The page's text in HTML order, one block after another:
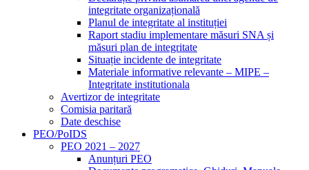
integritate organizațională
Planul de integritate al instituției
Raport stadiu implementare măsuri SNA și
măsuri plan de integritate
Situație incidente de integritate
Materiale informative relevante – MIPE –
Integritate institutionala
Avertizor de integritate
Comisia paritară
Date deschise
PEO/PoIDS
PEO 2021 – 2027
Anunțuri PEO